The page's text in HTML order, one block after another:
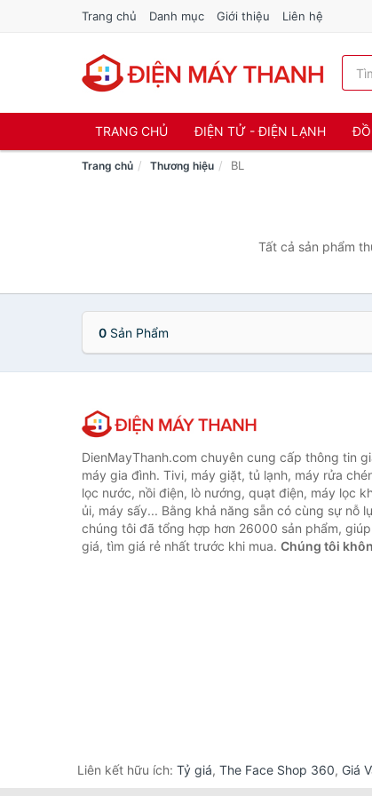
Trang chủ Danh mục Giới thiệu Liên hệ
TRANG CHỦ ĐIỆN TỬ - ĐIỆN LẠNH ĐỒ
Trang chủ Thương hiệu BL
Tất cả sản phẩm
0 Sản Phẩm
DienMayThanh.com chuyên cung cấp thông tin
máy gia đình. Tivi, máy giặt, tủ lạnh, máy rửa
lọc nước, nồi điện, lò nướng, quạt điện, máy lọc
ủi, máy sấy... Bằng khả năng sẵn có cùng sự nỗ
chúng tôi đã tổng hợp hơn 26000 sản phẩm,
giá, tìm giá rẻ nhất trước khi mua. Chúng tôi
Liên kết hữu ích: Tỷ giá, The Face Shop 360, Giá